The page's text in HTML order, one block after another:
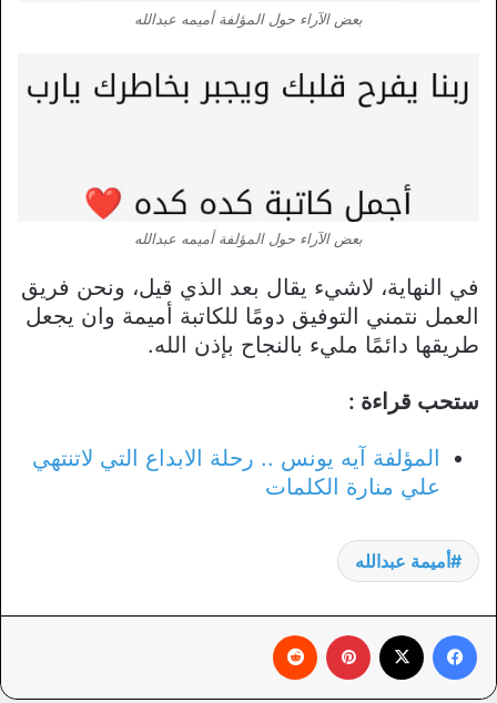
بعض الآراء حول المؤلفة أميمه عبدالله
بعض الآراء حول المؤلفة أميمه عبدالله
في النهاية، لاشيء يقال بعد الذي قيل، ونحن فريق
العمل نتمني التوفيق دومًا للكاتبة أميمة وان يجعل
طريقها دائمًا مليء بالنجاح بإذن الله.
ستحب قراءة :
المؤلفة آيه يونس .. رحلة الابداع التي لاتنتهي
علي منارة الكلمات
أميمة عبدالله